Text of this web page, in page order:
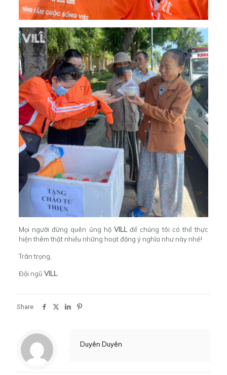
Mọi người đừng quên ủng hộ VILL để chúng tôi có thể thực
hiện thêm thật nhiều những hoạt động ý nghĩa như này nhé!
Trân trọng,
Đội ngũ VILL.
Share
Duyên Duyên